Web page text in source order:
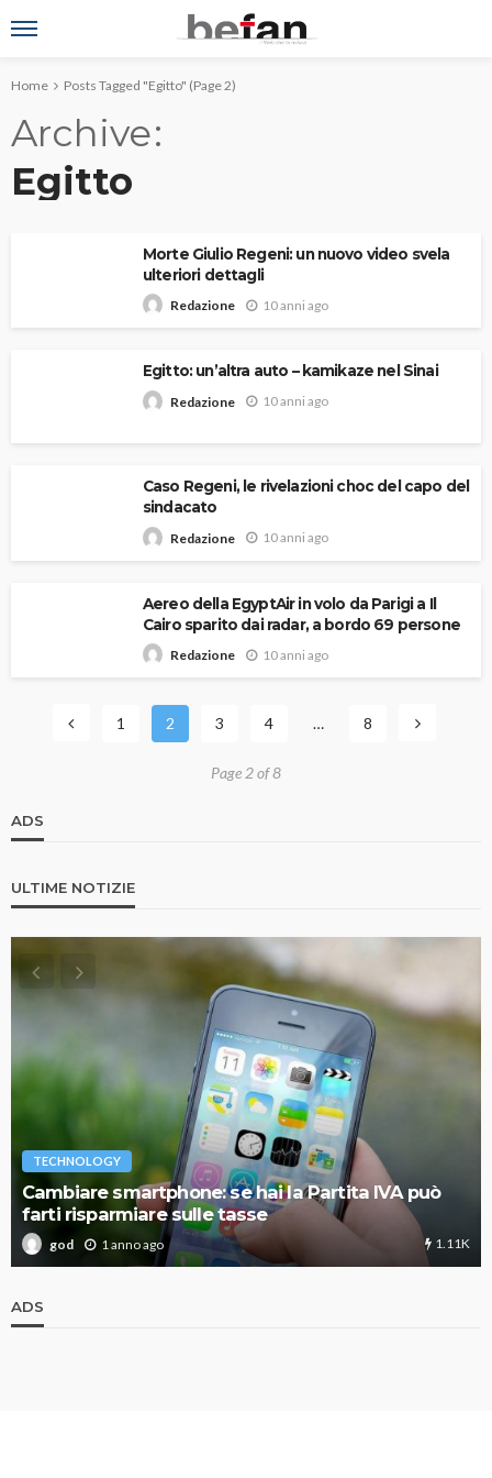
Home Posts Tagged "Egitto" (Page 2)
Archive
Egitto
Morte Giulio Regeni: un nuovo video svela
ulteriori dettagli
Redazione 10 anni ago
Egitto: un’altra auto – kamikaze nel Sinai
Redazione 10 anni ago
Caso Regeni, le rivelazioni choc del capo del
sindacato
Redazione 10 anni ago
Aereo della EgyptAir in volo da Parigi a Il
Cairo sparito dai radar, a bordo 69 persone
Redazione 10 anni ago
1 2 3 4 … 8
Page 2 of 8
ADS
ULTIME NOTIZIE
TECHNOLOGY
Cambiare smartphone: se hai la Partita IVA può
farti risparmiare sulle tasse
god 1 anno ago 1.11K
ADS